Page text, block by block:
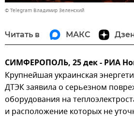
© Telegram Владимир Зеленский
Читать в МАКС
СИМФЕРОПОЛЬ, 25 дек - РИА
Крупнейшая украинская
ДТЭК заявила о серьезном
оборудования на
и расположение которых не